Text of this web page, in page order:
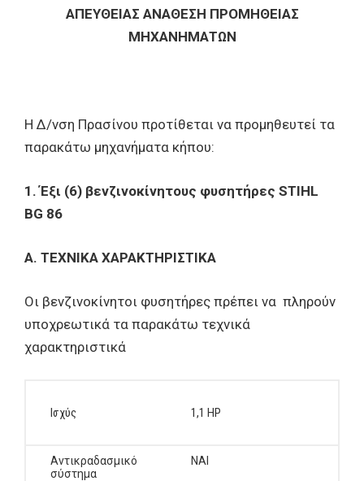
ΑΠΕΥΘΕΙΑΣ ΑΝΑΘΕΣΗ ΠΡΟΜΗΘΕΙΑΣ
ΜΗΧΑΝΗΜΑΤΩΝ
Η Δ/νση Πρασίνου προτίθεται να προμηθευτεί τα
παρακάτω μηχανήματα κήπου:
1. Έξι (6) βενζινοκίνητους φυσητήρες STIHL
BG 86
Α. ΤΕΧΝΙΚΑ ΧΑΡΑΚΤΗΡΙΣΤΙΚΑ
Οι βενζινοκίνητοι φυσητήρες πρέπει να πληρούν
υποχρεωτικά τα παρακάτω τεχνικά
χαρακτηριστικά
Ισχύς 1,1 HP
Αντικραδασμικό
σύστημα
ΝΑΙ